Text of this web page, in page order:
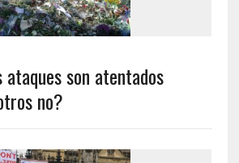
ataques son atentados
no?